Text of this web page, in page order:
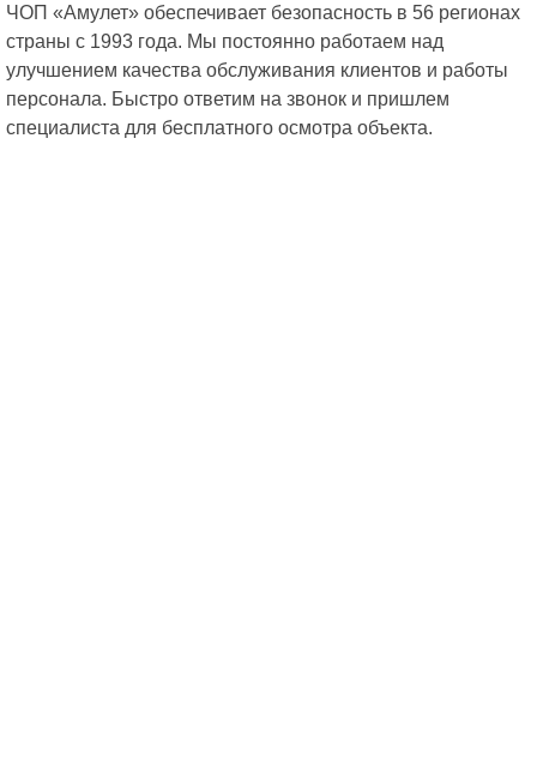
ЧОП «Амулет» обеспечивает безопасность в 56 регионах
страны с 1993 года. Мы постоянно работаем над
улучшением качества обслуживания клиентов и работы
персонала. Быстро ответим на звонок и пришлем
специалиста для бесплатного осмотра объекта.